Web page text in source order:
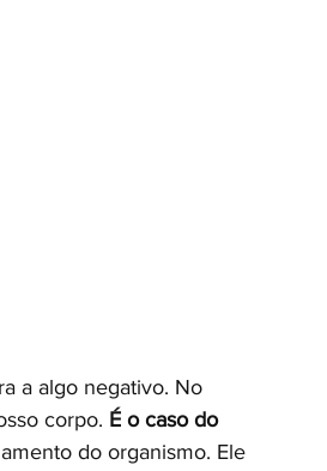
a algo negativo. No
corpo. É o caso do
do organismo. Ele